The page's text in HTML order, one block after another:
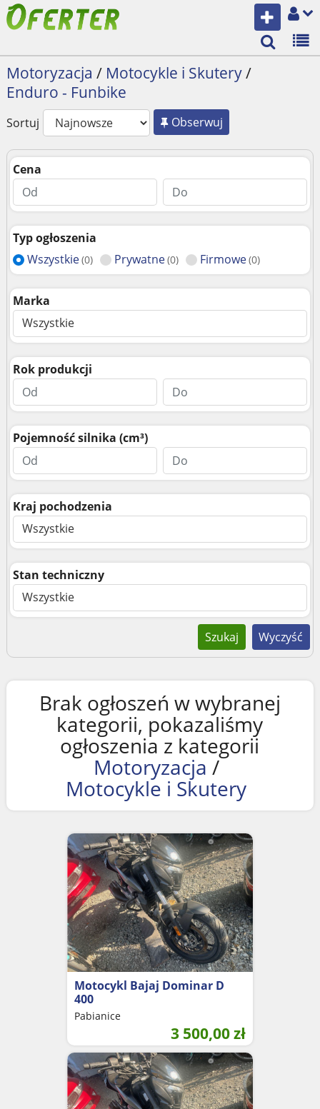
Motoryzacja / Motocykle i Skutery/
Enduro - Funbike
Sortuj Obserwuj
Cena
Typ ogłoszenia
Wszystkie(0) Prywatne(0) Firmowe(0)
Marka
Wszystkie
Rok produkcji
Pojemność silnika (cm³)
Kraj pochodzenia
Wszystkie
Stan techniczny
Wszystkie
Szukaj Wyczyść
Brak ogłoszeń w wybranej
kategorii, pokazaliśmy
ogłoszenia z kategorii
Motoryzacja /
Motocykle i Skutery
Motocykl Bajaj Dominar D
400
Pabianice
3 500,00zł